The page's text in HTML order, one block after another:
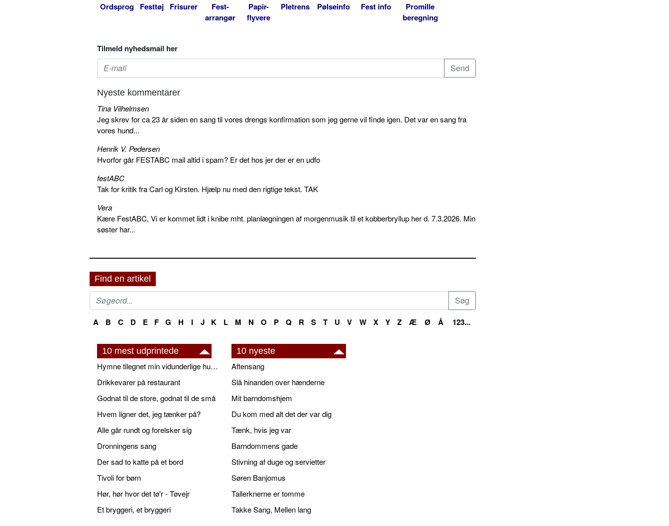
Ordsprog Festtøj Frisurer
Fest-
arrangør
Papir-
flyvere
Pletrens Pølseinfo Fest info
Promille
beregning
Tilmeld nyhedsmail her
Nyeste kommentarer
Tina Vilhelmsen
Jeg skrev for ca 23 år siden en sang til vores drengs konfirmation som jeg gerne vil finde igen. Det var en sang fra
vores hund...
Henrik V. Pedersen
Hvorfor går FESTABC mail altid i spam? Er det hos jer der er en udfo
festABC
Tak for kritik fra Carl og Kirsten. Hjælp nu med den rigtige tekst. TAK
Vera
Kære FestABC, Vi er kommet lidt i knibe mht. planlægningen af morgenmusik til et kobberbryllup her d. 7.3.2026. Min
søster har...
Find en artikel
A B C D E F G H I J K L M N O P Q R S T U V W X Y Z Æ Ø Å 123...
10 mest udprintede
Hymne tilegnet min vidunderlige husbond
Drikkevarer på restaurant
Godnat til de store, godnat til de små
Hvem ligner det, jeg tænker på?
Alle går rundt og forelsker sig
Dronningens sang
Der sad to katte på et bord
Tivoli for børn
Hør, hør hvor det tø'r - Tøvejr
Et bryggeri, et bryggeri
10 nyeste
Aftensang
Slå hinanden over hænderne
Mit barndomshjem
Du kom med alt det der var dig
Tænk, hvis jeg var
Barndommens gade
Stivning af duge og servietter
Søren Banjomus
Tallerknerne er tomme
Takke Sang, Mellen lang